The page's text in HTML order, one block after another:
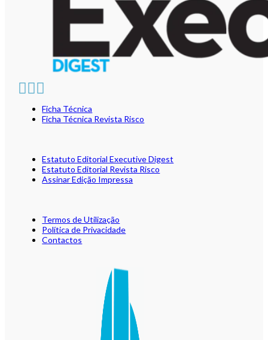
Ficha Técnica
Ficha Técnica Revista Risco
Estatuto Editorial Executive Digest
Estatuto Editorial Revista Risco
Assinar Edição Impressa
Termos de Utilização
Política de Privacidade
Contactos